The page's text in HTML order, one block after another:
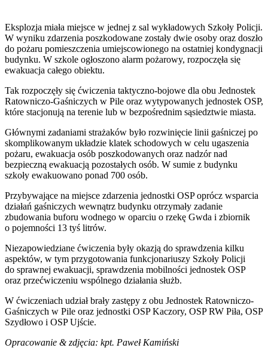
Eksplozja miała miejsce w jednej z sal wykładowych Szkoły Policji.
W wyniku zdarzenia poszkodowane zostały dwie osoby oraz doszło
do pożaru pomieszczenia umiejscowionego na ostatniej kondygnacji
budynku. W szkole ogłoszono alarm pożarowy, rozpoczęła się
ewakuacja całego obiektu.
Tak rozpoczęły się ćwiczenia taktyczno-bojowe dla obu Jednostek
Ratowniczo-Gaśniczych w Pile oraz wytypowanych jednostek OSP,
które stacjonują na terenie lub w bezpośrednim sąsiedztwie miasta.
Głównymi zadaniami strażaków było rozwinięcie linii gaśniczej po
skomplikowanym układzie klatek schodowych w celu ugaszenia
pożaru, ewakuacja osób poszkodowanych oraz nadzór nad
bezpieczną ewakuacją pozostałych osób. W sumie z budynku
szkoły ewakuowano ponad 700 osób.
Przybywające na miejsce zdarzenia jednostki OSP oprócz wsparcia
działań gaśniczych wewnątrz budynku otrzymały zadanie
zbudowania buforu wodnego w oparciu o rzekę Gwda i zbiornik
o pojemności 13 tyś litrów.
Niezapowiedziane ćwiczenia były okazją do sprawdzenia kilku
aspektów, w tym przygotowania funkcjonariuszy Szkoły Policji
do sprawnej ewakuacji, sprawdzenia mobilności jednostek OSP
oraz przećwiczeniu wspólnego działania służb.
W ćwiczeniach udział brały zastępy z obu Jednostek Ratowniczo-
Gaśniczych w Pile oraz jednostki OSP Kaczory, OSP RW Piła, OSP
Szydłowo i OSP Ujście.
Opracowanie & zdjęcia: kpt. Paweł Kamiński